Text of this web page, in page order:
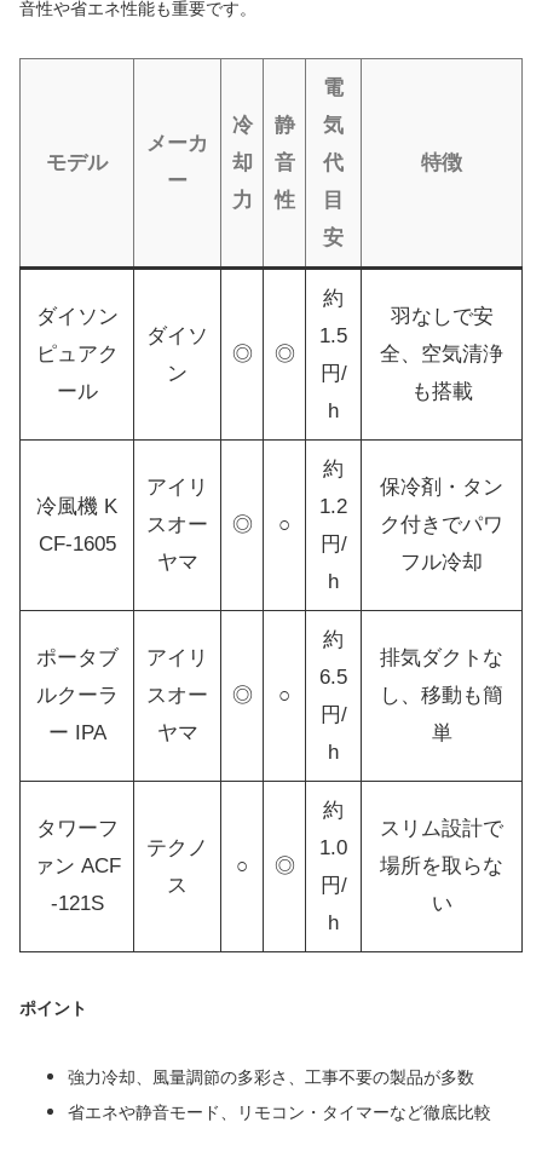
音性や省エネ性能も重要です。
モデル
メーカ
ー
冷
却
力
静
音
性
電
気
代
目
安
特徴
ダイソン
ピュアク
ール
ダイソ
ン
◎ ◎
約
1.5
円/
h
羽なしで安
全、空気清浄
も搭載
冷風機 K
CF-1605
アイリ
スオー
ヤマ
◎ ○
約
1.2
円/
h
保冷剤・タン
ク付きでパワ
フル冷却
ポータブ
ルクーラ
ー IPA
アイリ
スオー
ヤマ
◎ ○
約
6.5
円/
h
排気ダクトな
し、移動も簡
単
タワーフ
ァン ACF
-121S
テクノ
ス
○ ◎
約
1.0
円/
h
スリム設計で
場所を取らな
い
ポイント
強力冷却、風量調節の多彩さ、工事不要の製品が多数
省エネや静音モード、リモコン・タイマーなど徹底比較